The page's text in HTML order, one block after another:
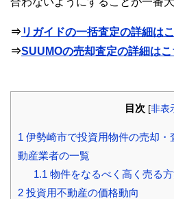
⇒リガイドの一括査定の詳細は
⇒SUUMOの売却査定の詳細はこ
目次 [非表
1 伊勢崎市で投資用物件の売却・
動産業者の一覧
1.1 物件をなるべく高く売る
2 投資用不動産の価格動向